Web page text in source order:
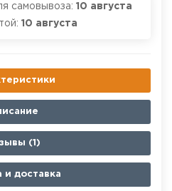
самовывоза: 10 августа
10 августа
(1)
и доставка